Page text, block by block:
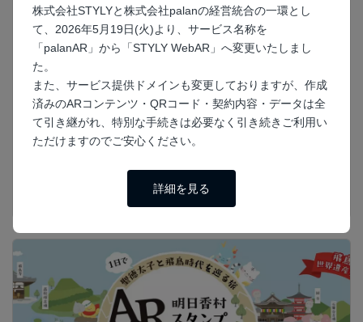
株式会社STYLYと株式会社palanの経営統合の一環とし
て、2026年5月19日(火)より、サービス名称を
「palanAR」から「STYLY WebAR」へ変更いたしまし
た。
また、サービス提供ドメインも変更しておりますが、作成
済みのARコンテンツ・QRコード・契約内容・データは全
て引き継がれ、特別な手続きは必要なく引き続きご利用い
ただけますのでご安心ください。
詳細を見る
マーカーなし 博物館・記念館
AR技術で伝統工芸品の保護に挑戦する宮川香
山 眞葛ミュージアムの取り組み
をご利用いただきました。 今回は、株式会社三陽物産の企画デザイン
室部長、野海道様にこちらの施策について取材させていただきました。